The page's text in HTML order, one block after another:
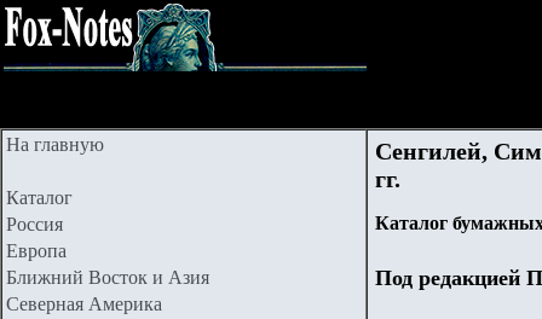
На главную
Каталог
Россия
Европа
Ближний Восток и Азия
Северная Америка
Сенгилей,
гг.
Каталог
Под редакцией